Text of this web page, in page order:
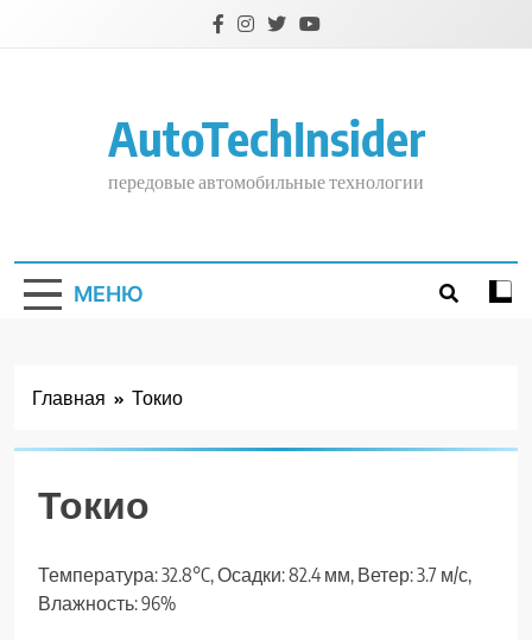
AutoTechInsider
передовые автомобильные технологии
МЕНЮ
Главная Токио
Токио
Температура: 32.8°C, Осадки: 82.4 мм, Ветер: 3.7 м/с,
Влажность: 96%